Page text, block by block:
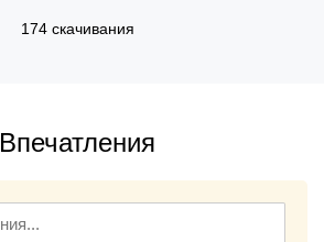
174 скачивания
Впечатления